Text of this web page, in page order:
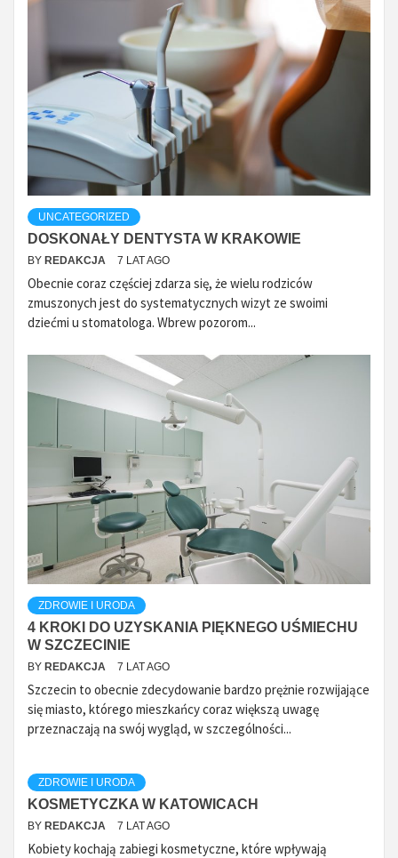
UNCATEGORIZED
DOSKONAŁY DENTYSTA W KRAKOWIE
BY REDAKCJA 7 LAT AGO
Obecnie coraz częściej zdarza się, że wielu rodziców
zmuszonych jest do systematycznych wizyt ze swoimi
dziećmi u stomatologa. Wbrew pozorom...
ZDROWIE I URODA
4 KROKI DO UZYSKANIA PIĘKNEGO UŚMIECHU
W SZCZECINIE
BY REDAKCJA 7 LAT AGO
Szczecin to obecnie zdecydowanie bardzo prężnie rozwijające
się miasto, którego mieszkańcy coraz większą uwagę
przeznaczają na swój wygląd, w szczególności...
ZDROWIE I URODA
KOSMETYCZKA W KATOWICACH
BY REDAKCJA 7 LAT AGO
Kobiety kochają zabiegi kosmetyczne, które wpływają